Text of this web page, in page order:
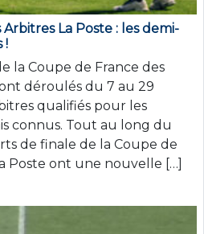
La Poste : les demi-
!
la Coupe de France des
déroulés du 7 au 29
qualifiés pour les
connus. Tout au long du
de finale de la Coupe de
Poste ont une nouvelle […]